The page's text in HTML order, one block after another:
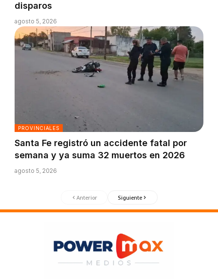
disparos
agosto 5, 2026
PROVINCIALES
Santa Fe registró un accidente fatal por
semana y ya suma 32 muertos en 2026
agosto 5, 2026
Anterior Siguiente